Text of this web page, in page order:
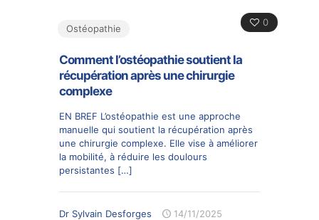
0
Ostéopathie
Comment l’ostéopathie soutient la
récupération après une chirurgie
complexe
EN BREF L’ostéopathie est une approche
manuelle qui soutient la récupération après
une chirurgie complexe. Elle vise à améliorer
la mobilité, à réduire les doulours
persistantes […]
Dr Sylvain Desforges 14/11/2025